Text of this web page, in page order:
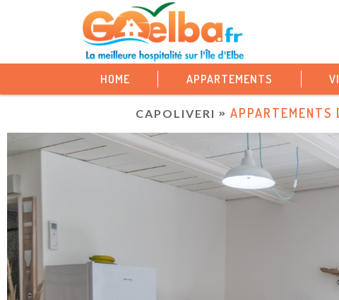
HOME APPARTEMENTS
CAPOLIVERI APPARTEMENTS